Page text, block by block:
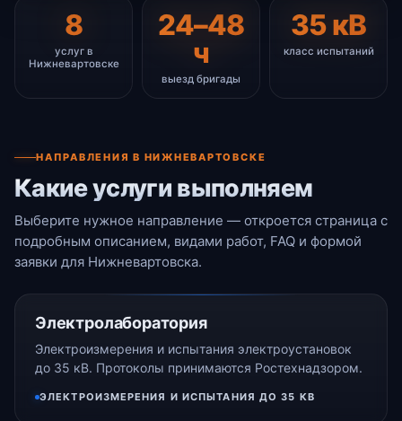
8
услуг в
Нижневартовске
24–48
ч
выезд бригады
35 кВ
класс испытаний
НАПРАВЛЕНИЯ В НИЖНЕВАРТОВСКЕ
Какие услуги выполняем
Выберите нужное направление — откроется страница с
подробным описанием, видами работ, FAQ и формой
заявки для Нижневартовска.
Электролаборатория
Электроизмерения и испытания электроустановок
до 35 кВ. Протоколы принимаются Ростехнадзором.
ЭЛЕКТРОИЗМЕРЕНИЯ И ИСПЫТАНИЯ ДО 35 КВ